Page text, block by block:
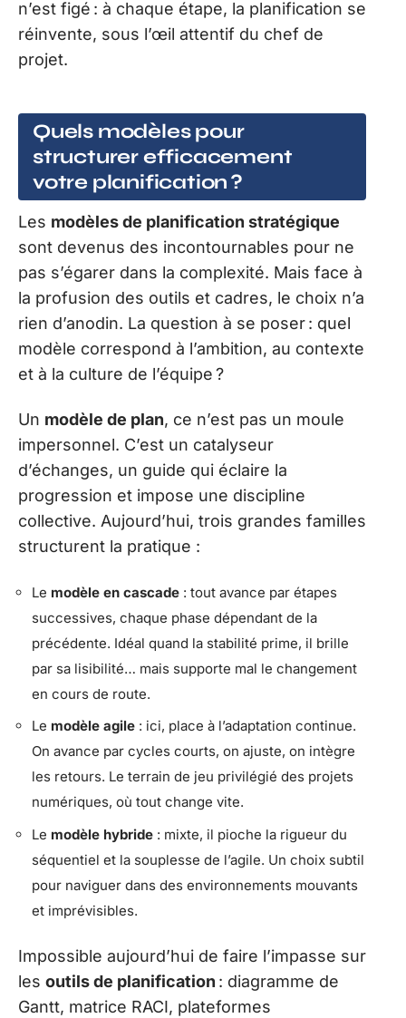
n’est figé : à chaque étape, la planification se
réinvente, sous l’œil attentif du chef de
projet.
Quels modèles pour
structurer efficacement
votre planification ?
Les modèles de planification stratégique
sont devenus des incontournables pour ne
pas s’égarer dans la complexité. Mais face à
la profusion des outils et cadres, le choix n’a
rien d’anodin. La question à se poser : quel
modèle correspond à l’ambition, au contexte
et à la culture de l’équipe ?
Un modèle de plan, ce n’est pas un moule
impersonnel. C’est un catalyseur
d’échanges, un guide qui éclaire la
progression et impose une discipline
collective. Aujourd’hui, trois grandes familles
structurent la pratique :
Le modèle en cascade : tout avance par étapes
successives, chaque phase dépendant de la
précédente. Idéal quand la stabilité prime, il brille
par sa lisibilité… mais supporte mal le changement
en cours de route.
Le modèle agile : ici, place à l’adaptation continue.
On avance par cycles courts, on ajuste, on intègre
les retours. Le terrain de jeu privilégié des projets
numériques, où tout change vite.
Le modèle hybride : mixte, il pioche la rigueur du
séquentiel et la souplesse de l’agile. Un choix subtil
pour naviguer dans des environnements mouvants
et imprévisibles.
Impossible aujourd’hui de faire l’impasse sur
les outils de planification : diagramme de
Gantt, matrice RACI, plateformes